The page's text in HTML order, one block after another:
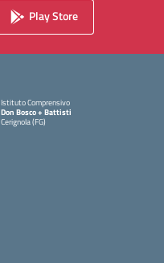
Play Store
Istituto Comprensivo
Don Bosco + Battisti
Cerignola (FG)
— Visita la pagina iniziale della scuola